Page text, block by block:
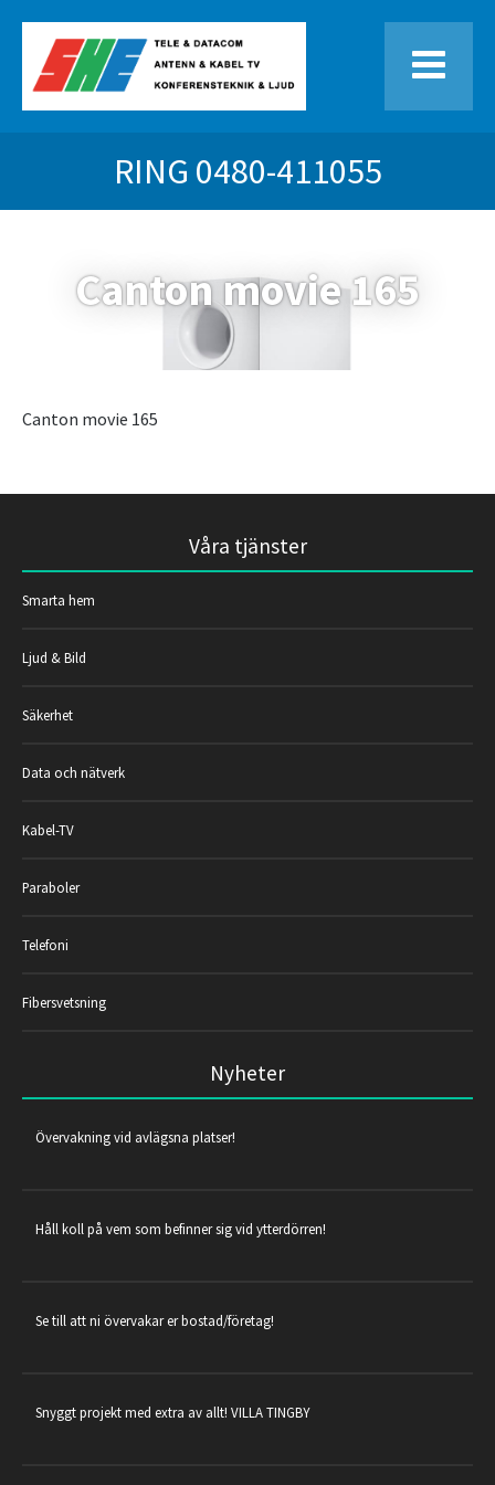
RING 0480-411055
Canton movie 165
Canton movie 165
Våra tjänster
Smarta hem
Ljud & Bild
Säkerhet
Data och nätverk
Kabel-TV
Paraboler
Telefoni
Fibersvetsning
Nyheter
Övervakning vid avlägsna platser!
Håll koll på vem som befinner sig vid ytterdörren!
Se till att ni övervakar er bostad/företag!
Snyggt projekt med extra av allt! VILLA TINGBY